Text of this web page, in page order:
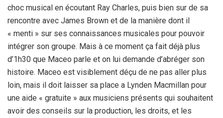
choc musical en écoutant Ray Charles, puis bien sur de sa
rencontre avec James Brown et de la manière dont il
« menti » sur ses connaissances musicales pour pouvoir
intégrer son groupe. Mais à ce moment ça fait déjà plus
d’1h30 que Maceo parle et on lui demande d’abréger son
histoire. Maceo est visiblement déçu de ne pas aller plus
loin, mais il doit laisser sa place a Lynden Macmillan pour
une aide « gratuite » aux musiciens présents qui souhaitent
avoir des conseils sur la production, les droits, et les